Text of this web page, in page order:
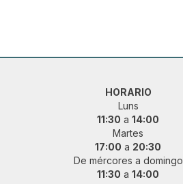
HORARIO
Luns
11:30 a 14:00
Martes
17:00 a 20:30
De mércores a domingo
11:30 a 14:00